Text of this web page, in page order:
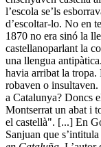
l’escola se’ls
d’escoltar-lo. No en
1870 no era sinó la
castellanoparlant la
una llengua
havia arribat la tropa.
robaven o
a Catalunya? Doncs
Montserrat un abat i
el castellà". [...] En
Sanjuan que s’intitula